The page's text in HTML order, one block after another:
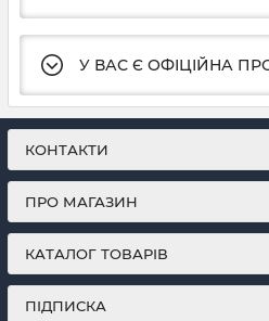
У ВАС Є ОФІЦІЙНА
КОНТАКТИ
ПРО МАГАЗИН
КАТАЛОГ ТОВАРІВ
ПІДПИСКА